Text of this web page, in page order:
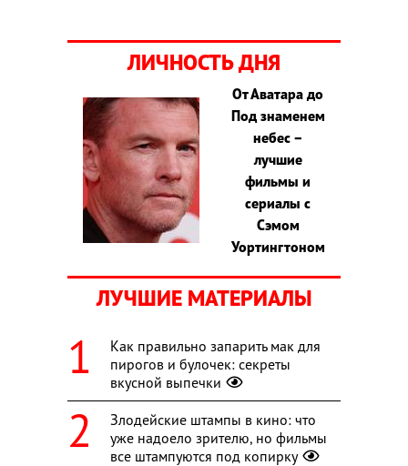
ЛИЧНОСТЬ ДНЯ
От Аватара до
Под знаменем
небес –
лучшие
фильмы и
сериалы с
Сэмом
Уортингтоном
ЛУЧШИЕ МАТЕРИАЛЫ
Как правильно запарить мак для
пирогов и булочек: секреты
вкусной выпечки
Злодейские штампы в кино: что
уже надоело зрителю, но фильмы
все штампуются под копирку